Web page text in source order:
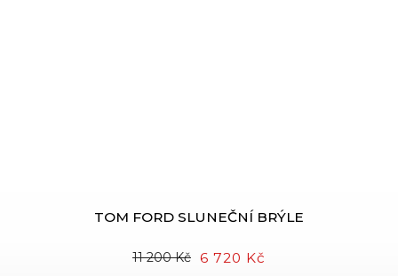
TOM FORD SLUNEČNÍ BRÝLE
11 200 Kč 6 720 Kč